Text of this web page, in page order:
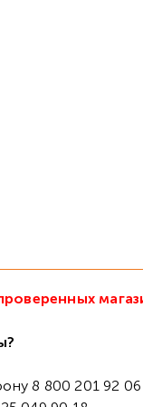
8 800 201 92 06